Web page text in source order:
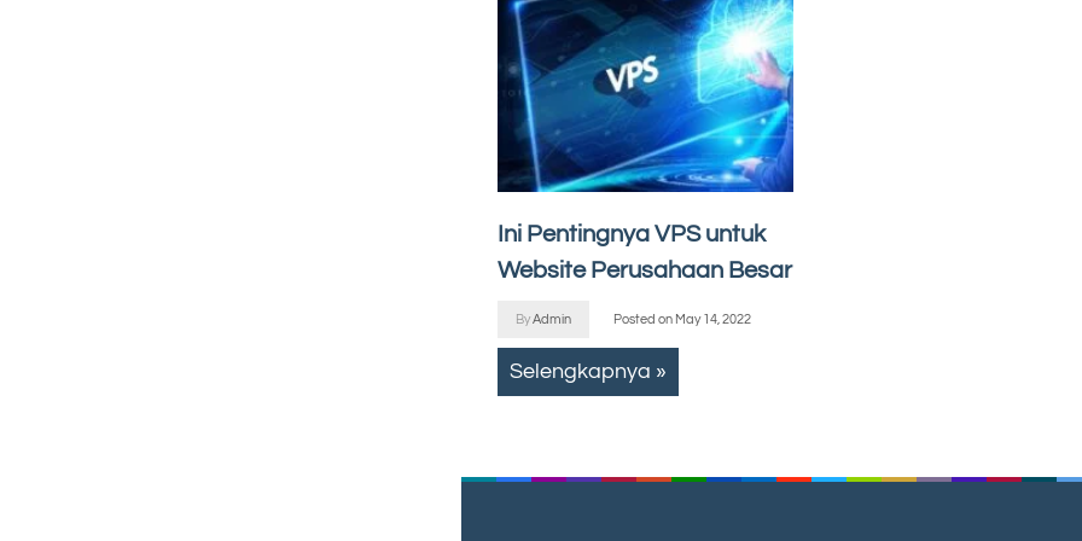
Ini Pentingnya VPS untuk
Website Perusahaan Besar
ByAdmin Posted on May 14, 2022
Selengkapnya »